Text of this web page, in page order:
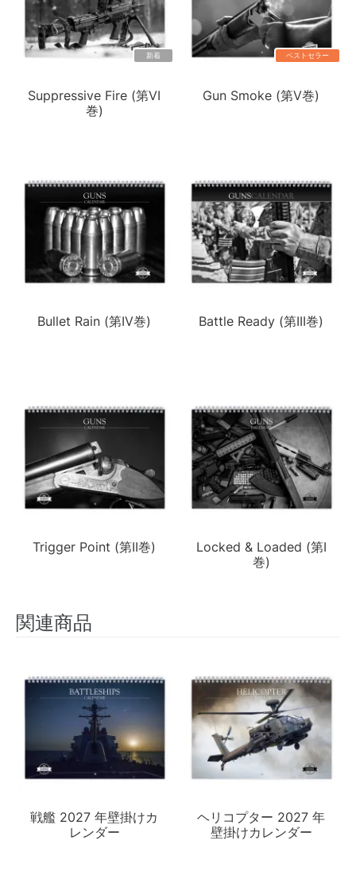
新着
Suppressive Fire (第VI
巻)
ベストセラー
Gun Smoke (第V巻)
Bullet Rain (第IV巻) Battle Ready (第III巻)
Trigger Point (第II巻)
Locked & Loaded (第I
巻)
関連商品
戦艦 2027 年壁掛けカ
レンダー
ヘリコプター 2027 年
壁掛けカレンダー